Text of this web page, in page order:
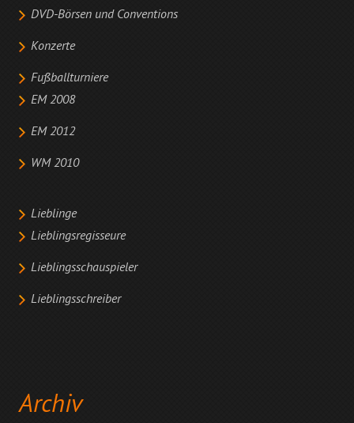
DVD-Börsen und Conventions
Konzerte
Fußballturniere
EM 2008
EM 2012
WM 2010
Lieblinge
Lieblingsregisseure
Lieblingsschauspieler
Lieblingsschreiber
Archiv